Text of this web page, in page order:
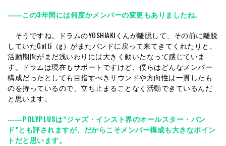
――この3年間には何度かメンバーの変更もありましたね。
そうですね。ドラムのYOSHIAKIくんが離脱して、その前に離脱
していたGotti（g）がまたバンドに戻って来てきてくれたりと、
活動期間がまだ浅いわりには大きく動いたなって感じていま
す。ドラムは現在もサポートですけど、僕らはどんなメンバー
構成だったとしても目指すべきサウンドや方向性は一貫したも
のを持っているので、立ち止まることなく活動できているんだ
と思います。
――POLYPLUSは“ジャズ・インスト界のオールスター・バン
ド”とも評されますが、だからこそメンバー構成も大きなポイン
トだと思います。